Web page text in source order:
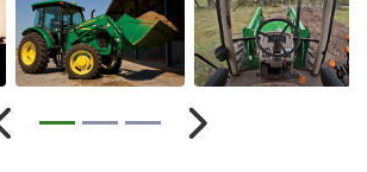
Anterior Próximo